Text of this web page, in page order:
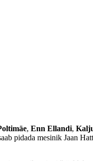
, Enn Ellandi,
pidada mesinik Jaan